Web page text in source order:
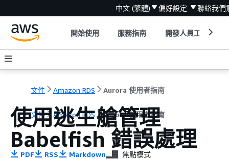
中文 (繁體) 偏好設定 聯絡我們
開始使用 服務指南 開發人員工具
文件 Amazon RDS Aurora 使用者指南
文件 Amazon RDS Aurora 使用者指南
使用逃生艙管理
Babelfish 錯誤處理
PDF RSS Markdown 焦點模式